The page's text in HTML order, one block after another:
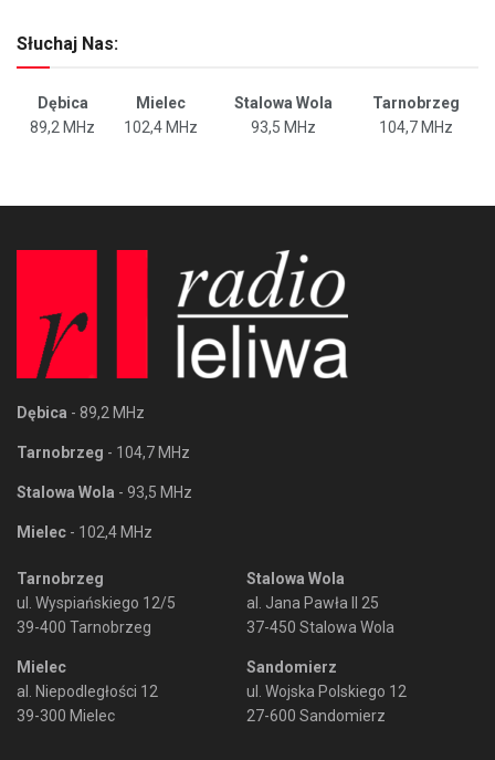
Słuchaj Nas:
Dębica Mielec Stalowa Wola
Tarnobrzeg
89,2 MHz
102,4 MHz 93,5 MHz 104,7 MHz
Dębica - 89,2 MHz
Tarnobrzeg - 104,7 MHz
Stalowa Wola - 93,5 MHz
Mielec - 102,4 MHz
Tarnobrzeg
ul. Wyspiańskiego 12/5
39-400 Tarnobrzeg
Mielec
al. Niepodległości 12
39-300 Mielec
Stalowa Wola
al. Jana Pawła II 25
37-450 Stalowa Wola
Sandomierz
ul. Wojska Polskiego 12
27-600 Sandomierz